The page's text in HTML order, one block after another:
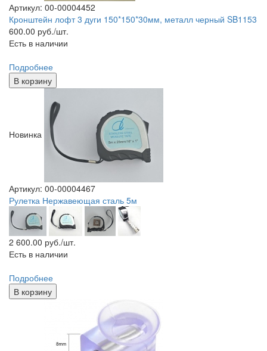
Артикул: 00-00004452
Кронштейн лофт 3 дуги 150*150*30мм, металл черный SB1153
600.00 руб./шт.
Есть в наличии
Подробнее
В корзину
Новинка
Артикул: 00-00004467
Рулетка Нержавеющая сталь 5м
2 600.00 руб./шт.
Есть в наличии
Подробнее
В корзину